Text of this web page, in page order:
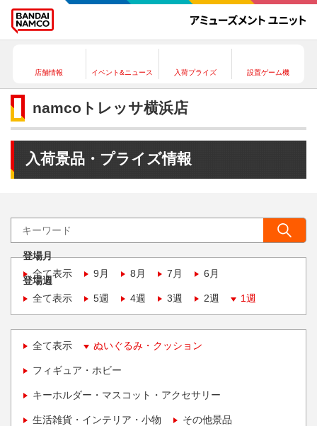
店舗情報 イベント&ニュース 入荷プライズ 設置ゲーム機
namcoトレッサ横浜店
入荷景品・プライズ情報
登場月
全て表示
9月 8月 7月 6月
登場週
全て表示
5週 4週 3週 2週 1週
全て表示 ぬいぐるみ・クッション
フィギュア・ホビー
キーホルダー・マスコット・アクセサリー
生活雑貨・インテリア・小物 その他景品